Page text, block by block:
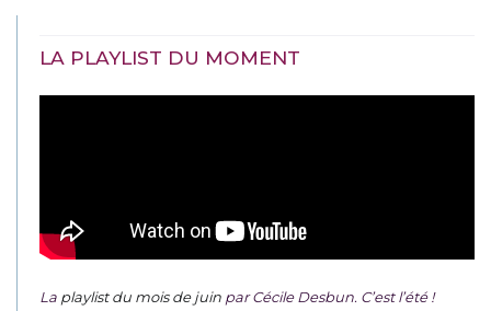
LA PLAYLIST DU MOMENT
La playlist du mois de juin par Cécile Desbun. C’est l’été !